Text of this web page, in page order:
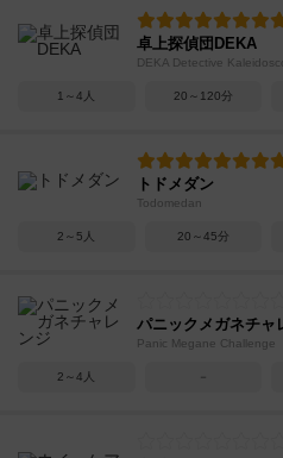
卓上探偵団DEKA
DEKA Detective
1～4人 20～120分
トドメダン
Todomedan
2～5人 20～45分
パニックメガネチャ
Panic Megane Challenge
2～4人 －